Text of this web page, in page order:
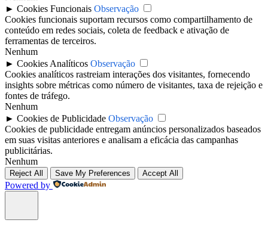
► Cookies Funcionais Observação
Cookies funcionais suportam recursos como compartilhamento de
conteúdo em redes sociais, coleta de feedback e ativação de
ferramentas de terceiros.
Nenhum
► Cookies Analíticos Observação
Cookies analíticos rastreiam interações dos visitantes, fornecendo
insights sobre métricas como número de visitantes, taxa de rejeição e
fontes de tráfego.
Nenhum
► Cookies de Publicidade Observação
Cookies de publicidade entregam anúncios personalizados baseados
em suas visitas anteriores e analisam a eficácia das campanhas
publicitárias.
Nenhum
Reject All Save My Preferences Accept All
Powered by